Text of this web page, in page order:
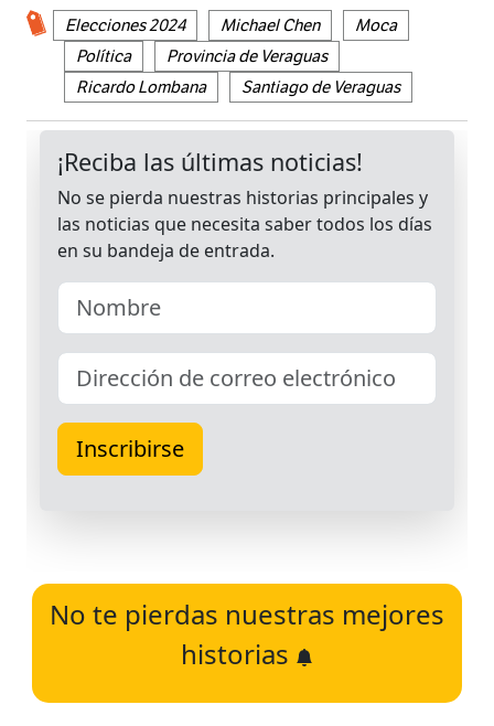
Elecciones 2024 Michael Chen
Moca
Política
Provincia de Veraguas
Ricardo Lombana
Santiago de Veraguas
No te pierdas nuestras mejores
historias